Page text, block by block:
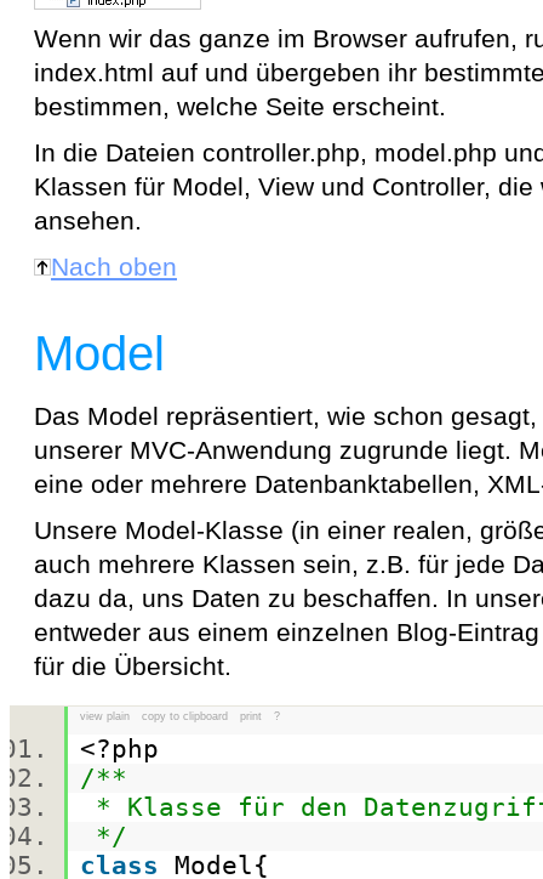
Wenn wir das ganze im Browser aufrufen,
index.html auf und übergeben ihr
bestimmen, welche Seite erscheint.
In die Dateien controller.php, model.php
Klassen für Model, View und Controller,
ansehen.
Nach oben
Model
Das Model repräsentiert, wie schon
unserer MVC-Anwendung zugrunde liegt.
eine oder mehrere Datenbanktabellen,
Unsere Model-Klasse (in einer realen,
auch mehrere Klassen sein, z.B. für jede
dazu da, uns Daten zu beschaffen. In
entweder aus einem einzelnen Blog-
für die Übersicht.
view plain copy to clipboard print ?
<?php
/**
* Klasse für den
*/
class Model{